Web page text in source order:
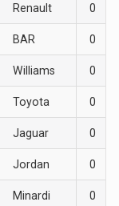
Renault 0
BAR 0
Williams 0
Toyota 0
Jaguar 0
Jordan 0
Minardi 0